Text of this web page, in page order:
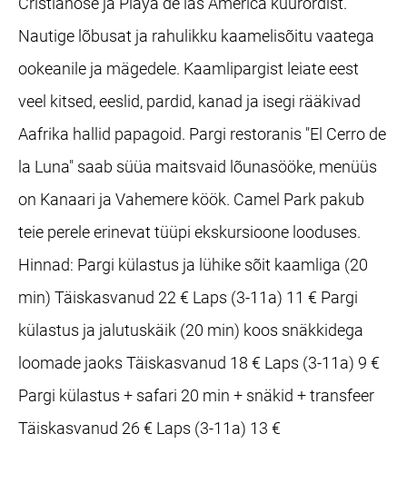
Nautige lõbusat ja rahulikku kaamelisõitu vaatega
ookeanile ja mägedele. Kaamlipargist leiate eest
veel kitsed, eeslid, pardid, kanad ja isegi rääkivad
Aafrika hallid papagoid. Pargi restoranis "El Cerro de
la Luna" saab süüa maitsvaid lõunasööke, menüüs
on Kanaari ja Vahemere köök. Camel Park pakub
teie perele erinevat tüüpi ekskursioone looduses.
Hinnad: Pargi külastus ja lühike sõit kaamliga (20
min) Täiskasvanud 22 € Laps (3-11a) 11 € Pargi
külastus ja jalutuskäik (20 min) koos snäkkidega
loomade jaoks Täiskasvanud 18 € Laps (3-11a) 9 €
Pargi külastus + safari 20 min + snäkid + transfeer
Täiskasvanud 26 € Laps (3-11a) 13 €